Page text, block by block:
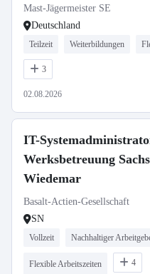
Mast-Jägermeister SE
Deutschland
Teilzeit Weiterbildungen
3
02.08.2026
IT-
Werksbetreuung
Wiedemar
Basalt-Actien-Gesellschaft
SN
Vollzeit Nachhaltiger
Flexible Arbeitszeiten 4